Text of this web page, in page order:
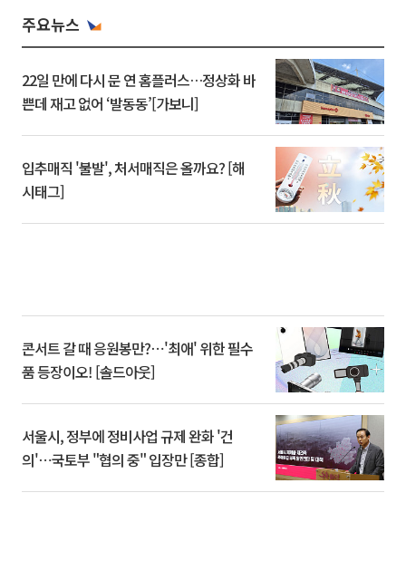
주요뉴스
22일 만에 다시 문 연 홈플러스…정상화 바
쁜데 재고 없어 ‘발동동’[가보니]
입추매직 '불발', 처서매직은 올까요? [해
시태그]
콘서트 갈 때 응원봉만?⋯'최애' 위한 필수
품 등장이오! [솔드아웃]
서울시, 정부에 정비사업 규제 완화 '건
의'⋯국토부 "협의 중" 입장만 [종합]